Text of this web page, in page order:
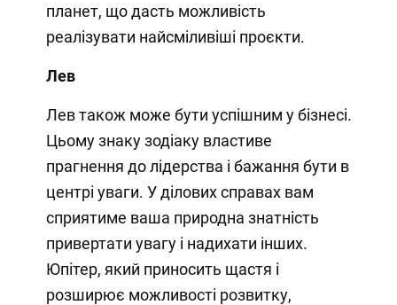
планет, що дасть можливість
реалізувати найсміливіші проєкти.
Лев
Лев також може бути успішним у бізнесі.
Цьому знаку зодіаку властиве
прагнення до лідерства і бажання бути в
центрі уваги. У ділових справах вам
сприятиме ваша природна знатність
привертати увагу і надихати інших.
Юпітер, який приносить щастя і
розширює можливості розвитку,